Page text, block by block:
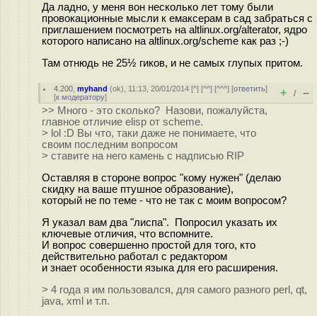
Да ладно, у меня вон несколько лет тому были
провокационные мысли к емаксерам в сад забраться с
приглашением посмотреть на altlinux.org/alterator, ядро
которого написано на altlinux.org/scheme как раз ;-)
Там отнюдь не 25½ гиков, и не самых глупых притом.
4.200 ,myhand (ok), 11:13, 20/01/2014 [^] [^^] [^^^] [ответить]
[к модератору] + / –
>> Много - это сколько? Назови, пожалуйста,
главное отличие elisp от scheme.
> lol :D Вы что, таки даже не понимаете, что
своим последним вопросом
> ставите на него камень с надписью RIP
Оставляя в стороне вопрос "кому нужен" (делаю
скидку на ваше птушное образование),
который не по теме - что не так с моим вопросом?
Я указал вам два "лиспа". Попросил указать их
ключевые отличия, что вспомните.
И вопрос совершенно простой для того, кто
действительно работал с редактором
и знает особенности языка для его расширения.
> 4 года я им пользовался, для самого разного perl, qt,
java, xml и т.п.